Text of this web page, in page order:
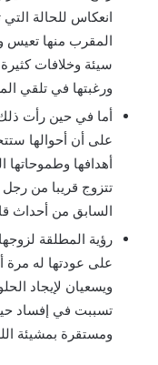
انعكاس للحالة التي
المقرب منها تعيس
سيئة وخلافات
ورغبتها في تلقي
أما في حين رأت
على أن أحوالها
أهدافها
تتزوج قريبا من
السابق من أحداث
رؤية المطلقة
على عودتها له مرة
ويسعيان لإيجاد
تسببت في إفساد
ومستقرة بمشيئة